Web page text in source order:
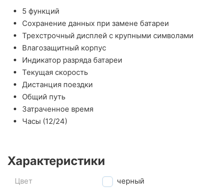
5 функций
Сохранение данных при замене батареи
Трехстрочный дисплей с крупными символами
Влагозащитный корпус
Индикатор разряда батареи
Текущая скорость
Дистанция поездки
Общий путь
Затраченное время
Часы (12/24)
Характеристики
Цвет
черный